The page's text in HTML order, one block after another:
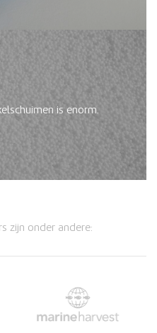
is enorm.
zijn onder andere: